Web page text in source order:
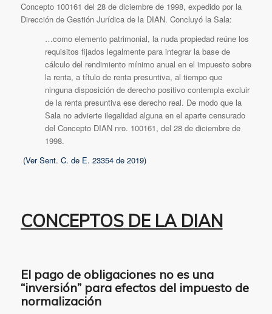
Concepto 100161 del 28 de diciembre de 1998, expedido por la
Dirección de Gestión Jurídica de la DIAN. Concluyó la Sala:
…como elemento patrimonial, la nuda propiedad reúne los
requisitos fijados legalmente para integrar la base de
cálculo del rendimiento mínimo anual en el impuesto sobre
la renta, a título de renta presuntiva, al tiempo que
ninguna disposición de derecho positivo contempla excluir
de la renta presuntiva ese derecho real. De modo que la
Sala no advierte ilegalidad alguna en el aparte censurado
del Concepto DIAN nro. 100161, del 28 de diciembre de
1998.
(Ver Sent. C. de E. 23354 de 2019)
CONCEPTOS DE LA DIAN
El pago de obligaciones no es una
“inversión” para efectos del impuesto de
normalización